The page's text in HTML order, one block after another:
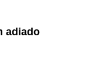
adiado